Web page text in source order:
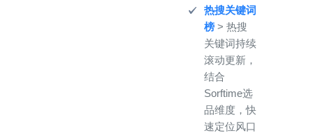
热搜关键词
榜> 热搜
关键词持续
滚动更新，
结合
Sorftime选
品维度，快
速定位风口